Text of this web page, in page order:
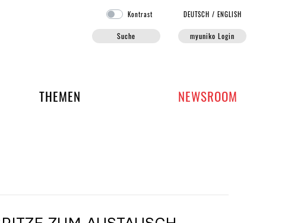
Kontrast DEUTSCH /ENGLISH
Suche myuniko Login
DER UNIKO
THEMEN NEWSROOM